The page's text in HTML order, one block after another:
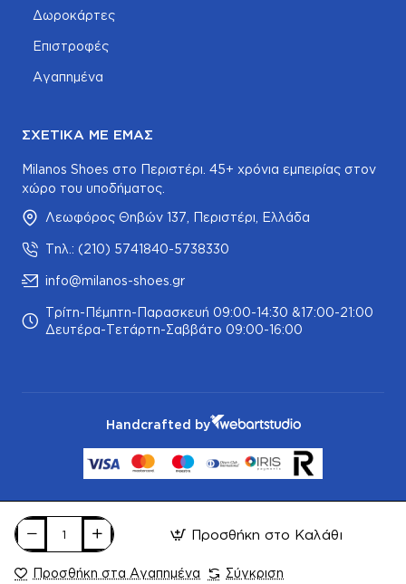
Προσθήκη στο Καλάθι
Προσθήκη στα Αγαπημένα Σύγκριση
Δωροκάρτες
Επιστροφές
Αγαπημένα
ΣΧΕΤΙΚΆ ΜΕ ΕΜΆΣ
Milanos Shoes στο Περιστέρι. 45+ χρόνια εμπειρίας στον
χώρο του υποδήματος.
Λεωφόρος Θηβών 137, Περιστέρι, Ελλάδα
Τηλ.: (210) 5741840-5738330
info@milanos-shoes.gr
Τρίτη-Πέμπτη-Παρασκευή 09:00-14:30 &17:00-21:00
Δευτέρα-Τετάρτη-Σαββάτο 09:00-16:00
Handcrafted by